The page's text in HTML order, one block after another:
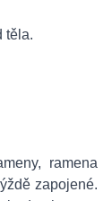
těla.
ramena
zapojené.